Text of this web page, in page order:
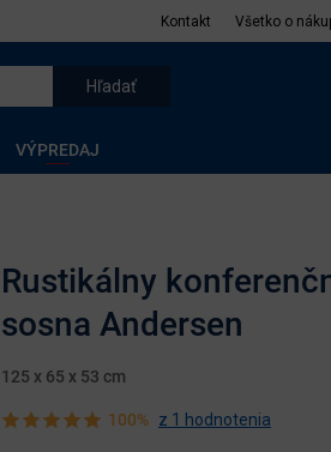
Kontakt Všetko o
VÝPREDAJ
Rustikálny
sosna Andersen
125 x 65 x 53 cm
100% z 1 hodnotenia